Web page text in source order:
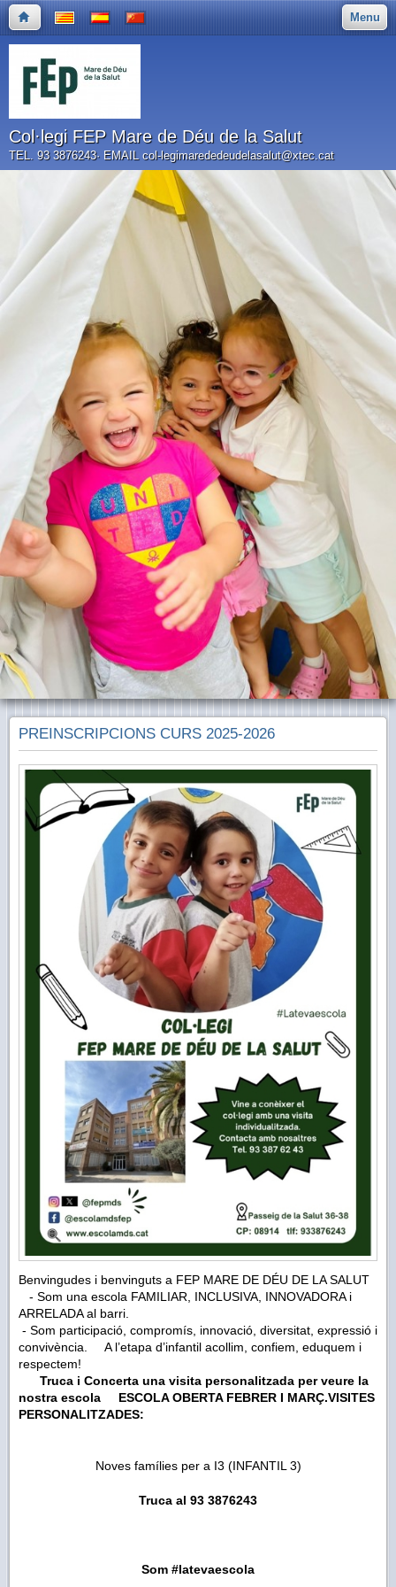
Menu
Col·legi FEP Mare de Déu de la Salut
TEL. 93 3876243· EMAIL col-legimarededeudelasalut@xtec.cat
PREINSCRIPCIONS CURS 2025-2026
Benvingudes i benvinguts a FEP MARE DE DÉU DE LA SALUT
- Som una escola FAMILIAR, INCLUSIVA, INNOVADORA i
ARRELADA al barri.
- Som participació, compromís, innovació, diversitat, expressió i
convivència. A l’etapa d’infantil acollim, confiem, eduquem i
respectem!
Truca i Concerta una visita personalitzada per veure la
nostra escola
ESCOLA OBERTA FEBRER I MARÇ.VISITES
PERSONALITZADES:
Noves famílies per a I3 (INFANTIL 3)
Truca al 93 3876243
Som #latevaescola